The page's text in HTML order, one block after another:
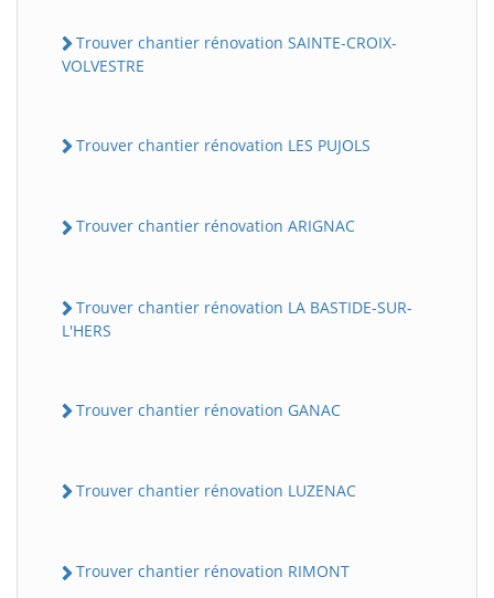
Trouver chantier rénovation SAINTE-CROIX-
VOLVESTRE
Trouver chantier rénovation LES PUJOLS
Trouver chantier rénovation ARIGNAC
Trouver chantier rénovation LA BASTIDE-SUR-
L'HERS
Trouver chantier rénovation GANAC
Trouver chantier rénovation LUZENAC
Trouver chantier rénovation RIMONT